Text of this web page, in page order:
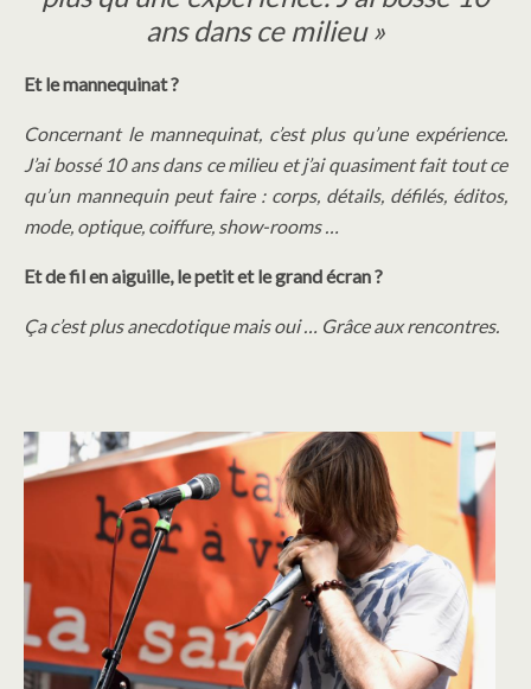
ans dans ce milieu »
Et le mannequinat ?
Concernant le mannequinat, c’est plus qu’une expérience.
J’ai bossé 10 ans dans ce milieu et j’ai quasiment fait tout ce
qu’un mannequin peut faire : corps, détails, défilés, éditos,
mode, optique, coiffure, show-rooms …
Et de fil en aiguille, le petit et le grand écran ?
Ça c’est plus anecdotique mais oui … Grâce aux rencontres.